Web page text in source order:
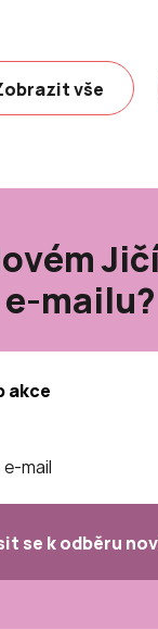
vše
mailu?
se k odběru